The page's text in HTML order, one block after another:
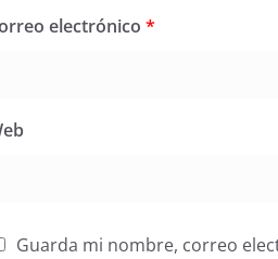
electrónico *
Guarda mi nombre, correo